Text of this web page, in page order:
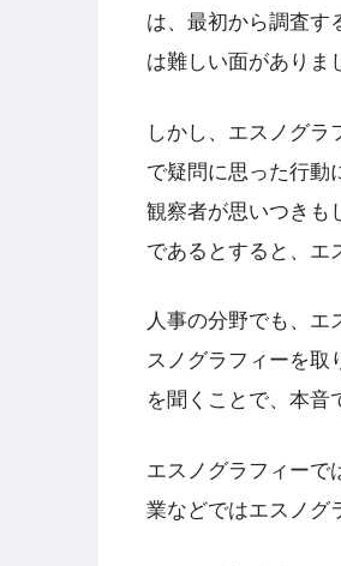
は、最初から調査す
は難しい面がありま
しかし、エスノグ
で疑問に思った行動
観察者が思いつきも
であるとすると、エ
人事の分野でも、エ
スノグラフィーを取
を聞くことで、本音
エスノグラフィーで
業などではエスノグ